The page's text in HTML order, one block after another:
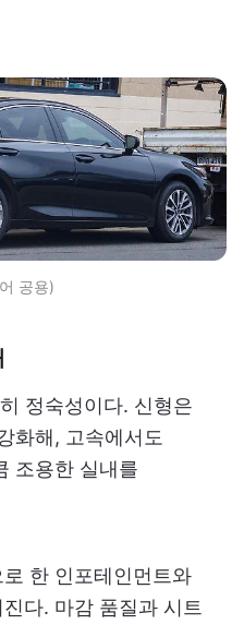
공용)
정숙성이다. 신형은
화해, 고속에서도
조용한 실내를
한 인포테인먼트와
다. 마감 품질과 시트